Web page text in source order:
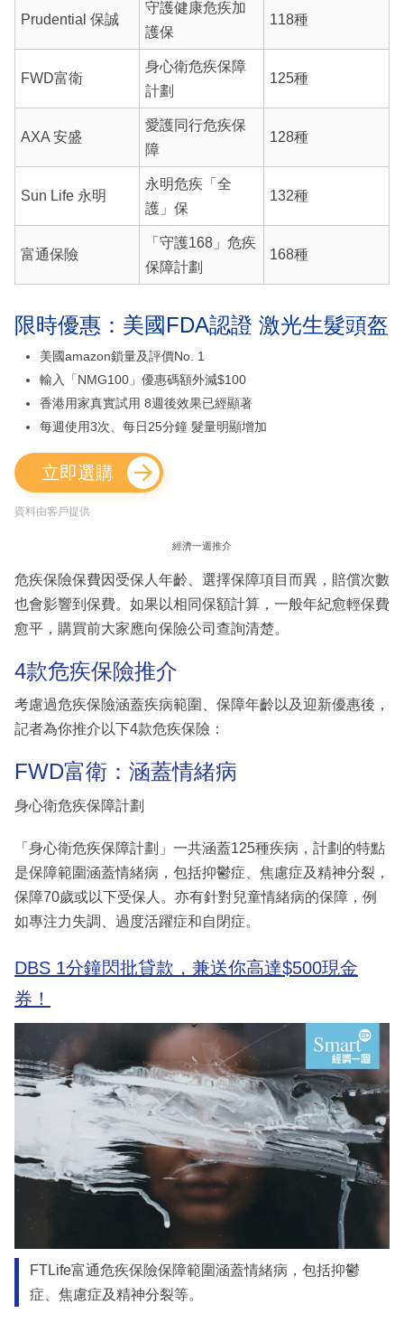
Prudential 保誠
守護健康危疾加
護保
118種
FWD富衛
身心衛危疾保障
計劃
125種
AXA 安盛
愛護同行危疾保
障
128種
Sun Life 永明
永明危疾「全
護」保
132種
富通保險
「守護168」危疾
保障計劃
168種
限時優惠：美國FDA認證 激光生髮頭盔
美國amazon鎖量及評價No. 1
輸入「NMG100」優惠碼額外減$100
香港用家真實試用 8週後效果已經顯著
每週使用3次、每日25分鐘 髮量明顯增加
立即選購
資料由客戶提供
經濟一週推介
危疾保險保費因受保人年齡、選擇保障項目而異，賠償次數
也會影響到保費。如果以相同保額計算，一般年紀愈輕保費
愈平，購買前大家應向保險公司查詢清楚。
4款危疾保險推介
考慮過危疾保險涵蓋疾病範圍、保障年齡以及迎新優惠後，
記者為你推介以下4款危疾保險：
FWD富衛：涵蓋情緒病
身心衛危疾保障計劃
「身心衛危疾保障計劃」一共涵蓋125種疾病，計劃的特點
是保障範圍涵蓋情緒病，包括抑鬱症、焦慮症及精神分裂，
保障70歲或以下受保人。亦有針對兒童情緒病的保障，例
如專注力失調、過度活躍症和自閉症。
DBS 1分鐘閃批貸款，兼送你高達$500現金
券！
FTLife富通危疾保險保障範圍涵蓋情緒病，包括抑鬱
症、焦慮症及精神分裂等。